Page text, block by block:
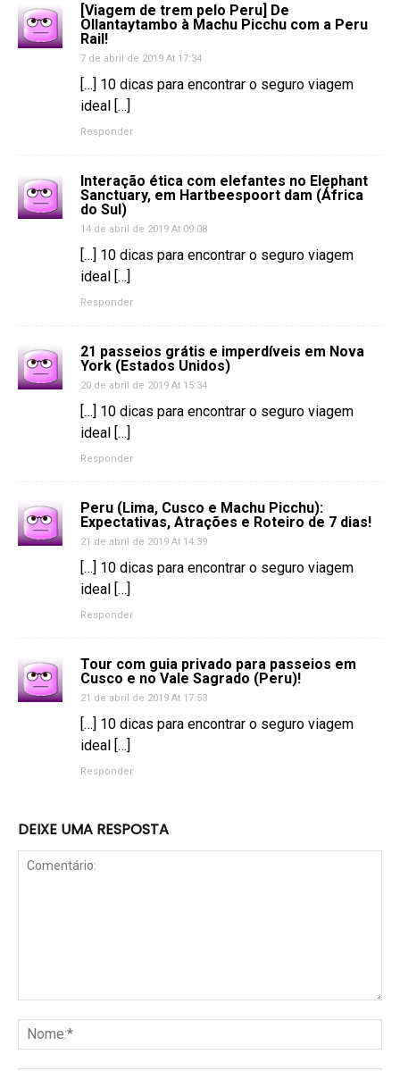
[Viagem de trem pelo Peru] De
Ollantaytambo à Machu Picchu com a Peru
Rail!
7 de abril de 2019 At 17:34
[…] 10 dicas para encontrar o seguro viagem
ideal […]
Responder
Interação ética com elefantes no Elephant
Sanctuary, em Hartbeespoort dam (África
do Sul)
14 de abril de 2019 At 09:08
[…] 10 dicas para encontrar o seguro viagem
ideal […]
Responder
21 passeios grátis e imperdíveis em Nova
York (Estados Unidos)
20 de abril de 2019 At 15:34
[…] 10 dicas para encontrar o seguro viagem
ideal […]
Responder
Peru (Lima, Cusco e Machu Picchu):
Expectativas, Atrações e Roteiro de 7 dias!
21 de abril de 2019 At 14:39
[…] 10 dicas para encontrar o seguro viagem
ideal […]
Responder
Tour com guia privado para passeios em
Cusco e no Vale Sagrado (Peru)!
21 de abril de 2019 At 17:53
[…] 10 dicas para encontrar o seguro viagem
ideal […]
Responder
DEIXE UMA RESPOSTA